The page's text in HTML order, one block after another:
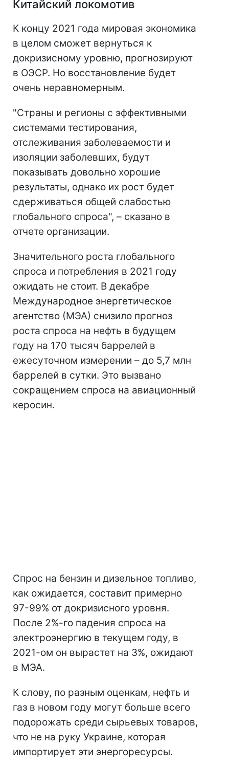
Китайский локомотив
К концу 2021 года мировая экономика
в целом сможет вернуться к
докризисному уровню, прогнозируют
в ОЭСР. Но восстановление будет
очень неравномерным.
"Страны и регионы с эффективными
системами тестирования,
отслеживания заболеваемости и
изоляции заболевших, будут
показывать довольно хорошие
результаты, однако их рост будет
сдерживаться общей слабостью
глобального спроса", – сказано в
отчете организации.
Значительного роста глобального
спроса и потребления в 2021 году
ожидать не стоит. В декабре
Международное энергетическое
агентство (МЭА) снизило прогноз
роста спроса на нефть в будущем
году на 170 тысяч баррелей в
ежесуточном измерении – до 5,7 млн
баррелей в сутки. Это вызвано
сокращением спроса на авиационный
керосин.
Спрос на бензин и дизельное топливо,
как ожидается, составит примерно
97-99% от докризисного уровня.
После 2%-го падения спроса на
электроэнергию в текущем году, в
2021-ом он вырастет на 3%, ожидают
в МЭА.
К слову, по разным оценкам, нефть и
газ в новом году могут больше всего
подорожать среди сырьевых товаров,
что не на руку Украине, которая
импортирует эти энергоресурсы.